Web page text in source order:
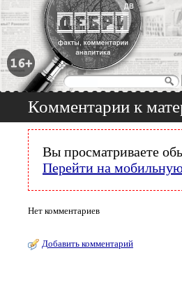
Комментарии к
Вы просматриваете
Перейти на
Нет комментариев
Добавить комментарий